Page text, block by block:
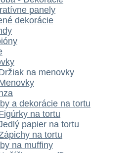
panely
dekorácie
na menovky
a dekorácie na tortu
na tortu
papier na tortu
na tortu
na muffiny